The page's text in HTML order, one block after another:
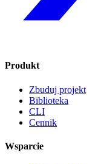
Produkt
Zbuduj projekt
Biblioteka
CLI
Cennik
Wsparcie